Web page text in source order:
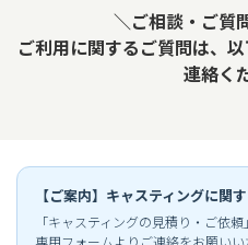
＼ご相談・ご質
ご利用に関するご質問は、
連絡く
【ご案内】キャスティングに関
「キャスティングの見積り・ご依
専用フォームよりご連絡をお願いい